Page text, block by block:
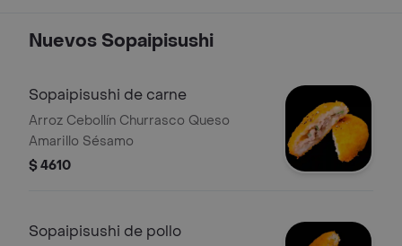
Nuevos Sopaipisushi
Sopaipisushi de carne
Arroz Cebollín Churrasco Queso
Amarillo Sésamo
$ 4610
Sopaipisushi de pollo